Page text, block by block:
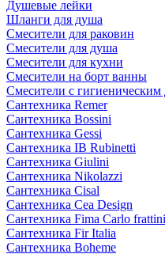
Душевые лейки
Шланги для душа
Смесители для раковин
Смесители для душа
Смесители для кухни
Смесители на борт ванны
Смесители с
Сантехника Remer
Сантехника Bossini
Сантехника Gessi
Сантехника IB Rubinetti
Сантехника Giulini
Сантехника Nikolazzi
Сантехника Cisal
Сантехника Cea Design
Сантехника Fima Carlo frattini
Сантехника Fir Italia
Сантехника Boheme